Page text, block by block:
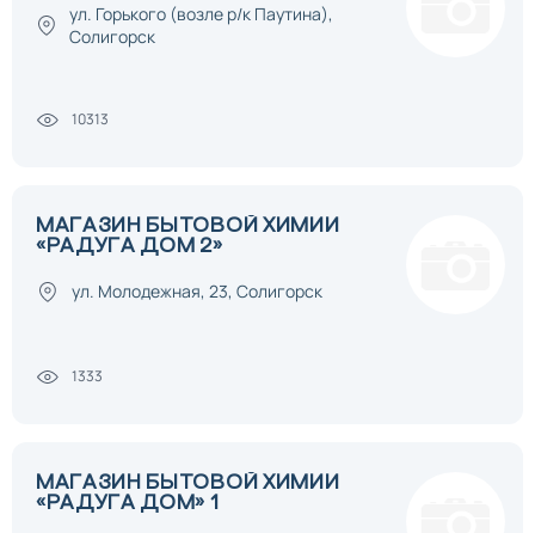
ул. Горького (возле р/к Паутина),
Солигорск
10313
МАГАЗИН БЫТОВОЙ ХИМИИ
«РАДУГА ДОМ 2»
ул. Молодежная, 23, Солигорск
1333
МАГАЗИН БЫТОВОЙ ХИМИИ
«РАДУГА ДОМ» 1